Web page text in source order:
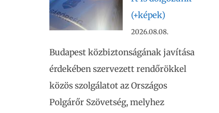
(+képek)
2026.08.08.
Budapest közbiztonságának javítása
érdekében szervezett rendőrökkel
közös szolgálatot az Országos
Polgárőr Szövetség, melyhez